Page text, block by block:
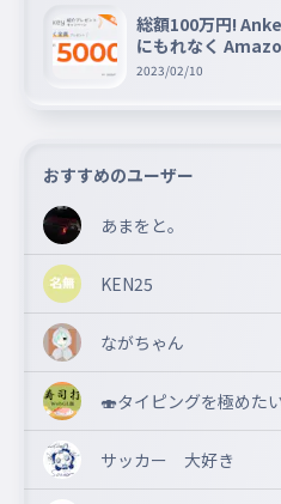
総額100万円!
にもれなく
ゼントキャンペーン
2023/02/10
おすすめのユーザー
あまをと。
KEN25
ながちゃん
🍣タイピングを極めた
サッカー 大好き